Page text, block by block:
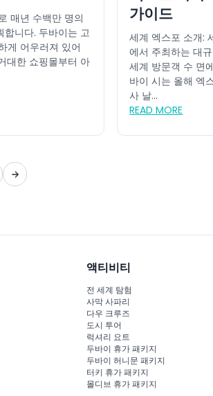
매년 수백만 명의
합니다. 두바이는 고
게 어우러져 있어
대한 쇼핑몰부터 아
가이드
세계 엑스포 소개:
에서 주최하는 대
세계 방문객 수 면
바이 시는 올해 엑
사 날...
READ MORE
액티비티
전 세계 탐험
사막 사파리
다우 크루즈
도시 투어
럭셔리 요트
두바이 휴가 패키지
두바이 허니문 패키지
터키 휴가 패키지
몰디브 휴가 패키지